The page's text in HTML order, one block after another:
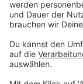
- trug keine
- sprach